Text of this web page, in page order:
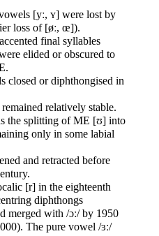
[yː, ʏ] were lost by
loss of [øː, œ]).
final syllables
elided or obscured to
or diphthongised in
relatively stable.
the splitting of ME [ʊ] into
only in some labial
and retracted before
[r] in the eighteenth
diphthongs
merged with /ɔː/ by 1950
The pure vowel /ɜː/